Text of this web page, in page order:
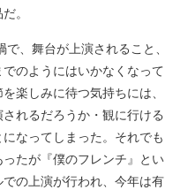
。
、舞台が上演されること、
のようにはいかなくなって
楽しみに待つ気持ちには、
れるだろうか・観に行ける
なってしまった。それでも
たが『僕のフレンチ』とい
の上演が行われ、今年は有